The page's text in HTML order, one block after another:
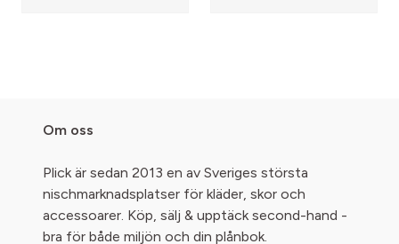
Om oss
Plick är sedan 2013 en av Sveriges största
nischmarknadsplatser för kläder, skor och
accessoarer. Köp, sälj & upptäck second-hand -
bra för både miljön och din plånbok.